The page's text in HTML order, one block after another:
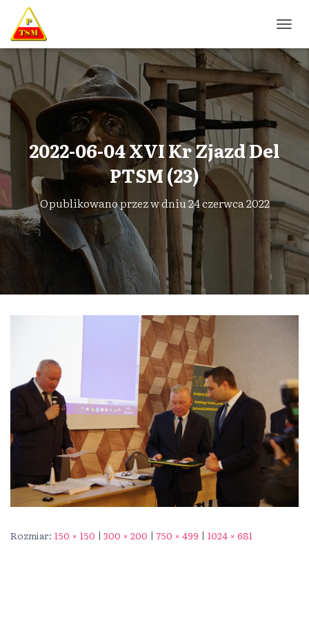
R
Z
Ł
Ą
C
W
G
A
C
J
Ę
2022-06-04 XVI Kr Zjazd Del
PTSM (23)
Opublikowano przezw dniu24 czerwca 2022
Rozmiar: 150 × 150 | 300 × 200 | 750 × 499 | 1024 × 681